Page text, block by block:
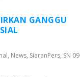
GANGGU
, News, SiaranPers, SN 09